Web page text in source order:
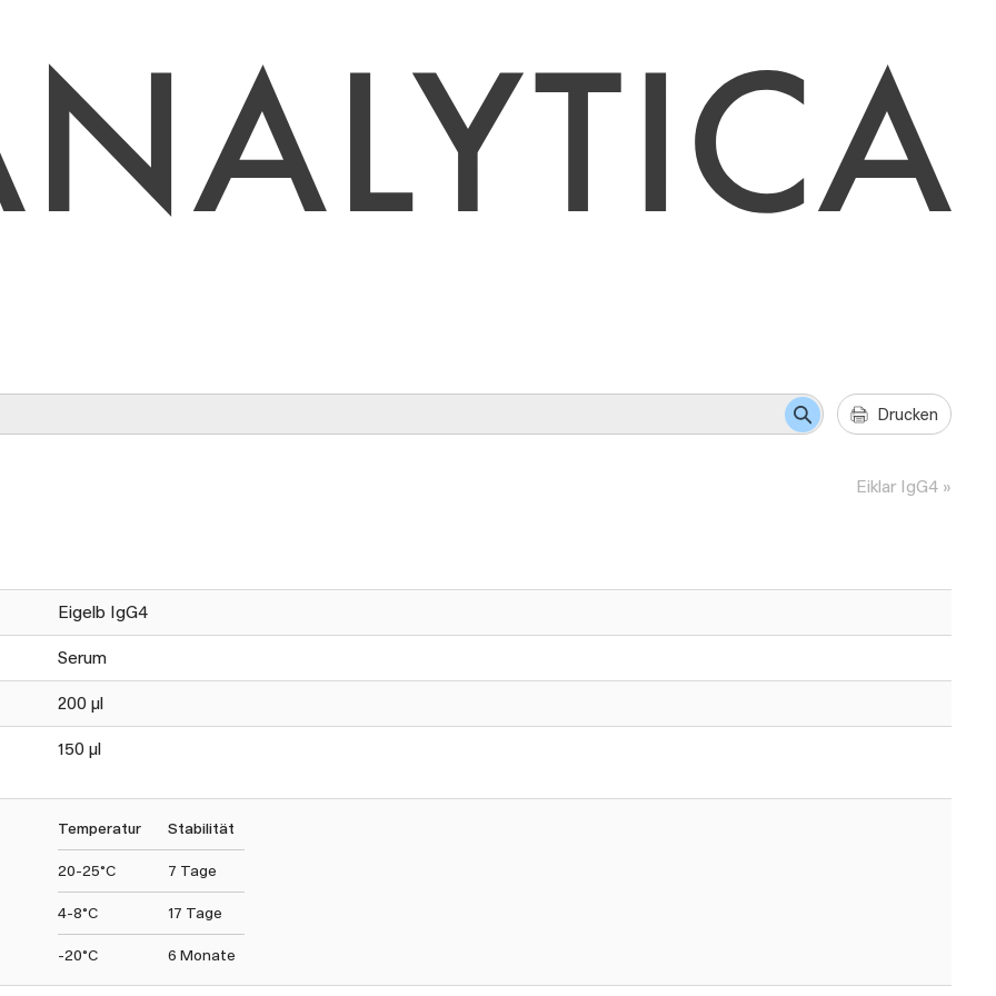
Drucken
Eiklar IgG4
Eigelb IgG4
Serum
200 µl
150 µl
Temperatur Stabilität
20-25°C 7 Tage
4-8°C 17 Tage
-20°C 6 Monate